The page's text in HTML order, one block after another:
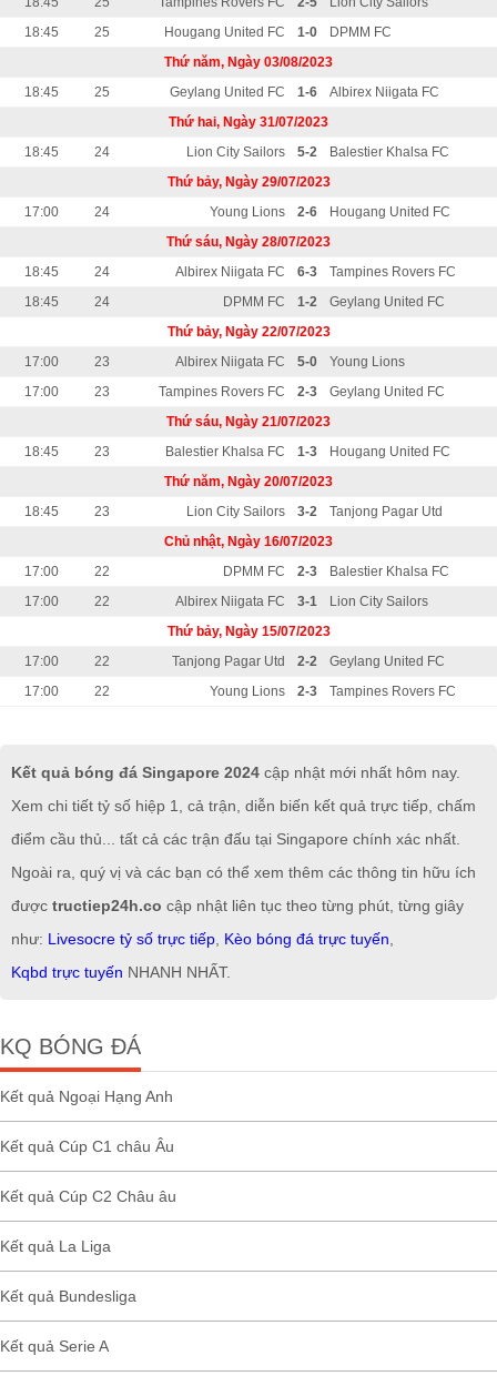
18:45
25 Hougang United FC 1-0
DPMM FC
Thứ năm, Ngày 03/08/2023
18:45
25 Geylang United FC 1-6
Albirex Niigata FC
Thứ hai, Ngày 31/07/2023
18:45
24 Lion City Sailors 5-2
Balestier Khalsa FC
Thứ bảy, Ngày 29/07/2023
17:00
24 Young Lions 2-6
Hougang United FC
Thứ sáu, Ngày 28/07/2023
18:45
24 Albirex Niigata FC 6-3
Tampines Rovers FC
18:45
24 DPMM FC 1-2
Geylang United FC
Thứ bảy, Ngày 22/07/2023
17:00
23 Albirex Niigata FC 5-0
Young Lions
17:00
23 Tampines Rovers FC 2-3
Geylang United FC
Thứ sáu, Ngày 21/07/2023
18:45
23 Balestier Khalsa FC 1-3
Hougang United FC
Thứ năm, Ngày 20/07/2023
18:45
23 Lion City Sailors 3-2
Tanjong Pagar Utd
Chủ nhật, Ngày 16/07/2023
17:00
22 DPMM FC 2-3
Balestier Khalsa FC
17:00
22 Albirex Niigata FC 3-1
Lion City Sailors
Thứ bảy, Ngày 15/07/2023
17:00
22 Tanjong Pagar Utd 2-2
Geylang United FC
17:00
22 Young Lions 2-3 Tampines Rovers FC
Kết quả bóng đá Singapore 2024 cập nhật mới nhất hôm nay.
Xem chi tiết tỷ số hiệp 1, cả trận, diễn biến kết quả trực tiếp, chấm
điểm cầu thủ... tất cả các trận đấu tại Singapore chính xác nhất.
Ngoài ra, quý vị và các bạn có thể xem thêm các thông tin hữu ích
được tructiep24h.co cập nhật liên tục theo từng phút, từng giây
như: Livesocre tỷ số trực tiếp Kèo bóng đá trực tuyến
Kqbd trực tuyến NHANH NHẤT.
KQ BÓNG ĐÁ
Kết quả Ngoại Hạng Anh
Kết quả Cúp C1 châu Âu
Kết quả Cúp C2 Châu âu
Kết quả La Liga
Kết quả Bundesliga
Kết quả Serie A